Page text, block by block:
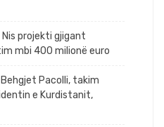
Nis projekti gjigant
mbi 400 milionë euro
Pacolli, takim
e Kurdistanit,